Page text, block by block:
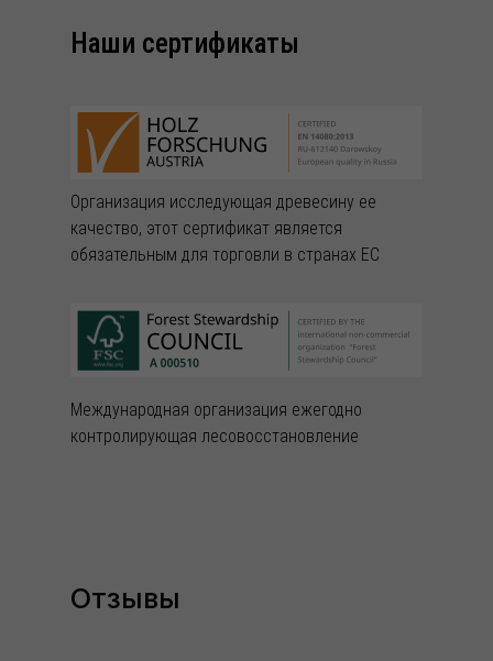
Наши сертификаты
Международная организация ежегодно
контролирующая лесовосстановление
Организация исследующая древесину ее
качество, этот сертификат является
обязательным для торговли в странах ЕС
Отзывы